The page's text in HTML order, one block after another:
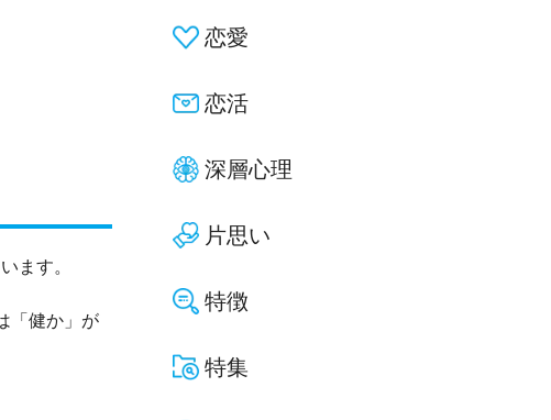
ます。
「健か」が
恋愛
恋活
深層心理
片思い
特徴
特集